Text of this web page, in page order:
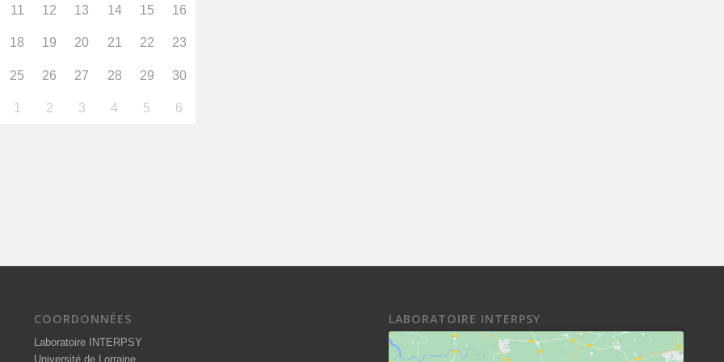
11 12 13 14 15 16
18 19 20 21 22 23
25 26 27 28 29 30
1 2 3 4 5 6
COORDONNÉES
Laboratoire INTERPSY
Université de Lorraine
LABORATOIRE INTERPSY